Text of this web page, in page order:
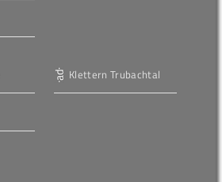
Klettern Trubachtal